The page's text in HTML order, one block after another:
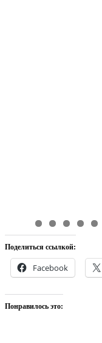
Поделиться ссылкой:
Facebook
Понравилось это: